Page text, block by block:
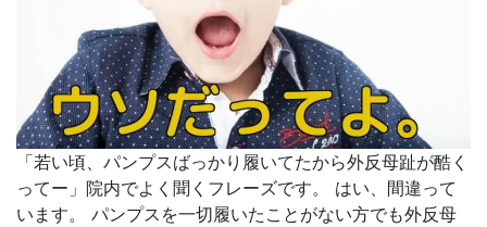
「若い頃、パンプスばっかり履いてたから外反母趾が酷く
ってー」院内でよく聞くフレーズです。 はい、間違って
います。 パンプスを一切履いたことがない方でも外反母